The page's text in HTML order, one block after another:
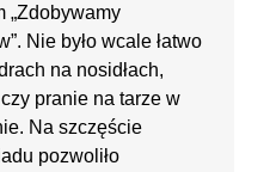
„Zdobywamy
Nie było wcale łatwo
na nosidłach,
pranie na tarze w
Na szczęście
pozwoliło